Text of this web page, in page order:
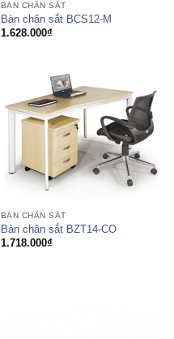
BÀN CHÂN SẮT
Bàn chân sắt BCS12-M
1.628.000₫
BÀN CHÂN SẮT
Bàn chân sắt BZT14-CO
1.718.000₫